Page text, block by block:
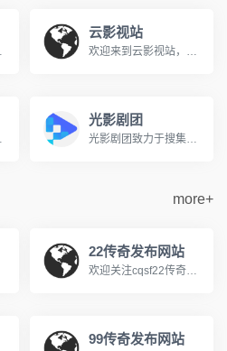
新，是您网络追剧的不二之选。
云影视站
欢迎来到云影视站，您的私人免费在线影院。我们提供海量高清电影、电视剧、综艺、动漫及短剧资源，全部支持免费在线观看。在云影视站，享受无广告、高清流畅的极致观影体验，每日同步更新，是您网络追剧的不二之选。
畅享极致的观影体验。
光影剧团
光影剧团致力于搜集全网最新、最热的电影与电视剧资源，为广大影迷提供完全免费、无广告的在线观看服务。我们及时收录高清大片，让您轻松畅享极致的观影体验。
more+
22传奇发布网站
欢迎关注cqsf22传奇私服网站，我们专注于提供最新、最全的传奇sf新开服信息与资讯，每日实时更新涵盖冰雪、热血、复古、超微变、单多职业、1.76、1.80/1.85、1.90/1.95等各类传奇发布网版本，帮助玩家快速发现心仪的火爆新服，无论是寻找独家版本还是人气大区，这里是您的一站式选择。
99传奇发布网站